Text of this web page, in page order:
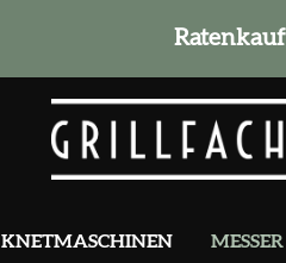
Ratenkauf
KNETMASCHINEN MESSER